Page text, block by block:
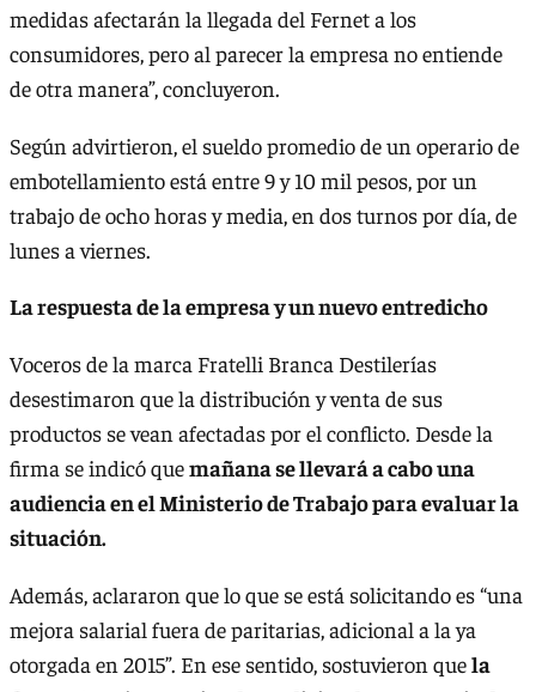
medidas afectarán la llegada del Fernet a los
consumidores, pero al parecer la empresa no entiende
de otra manera”, concluyeron.
Según advirtieron, el sueldo promedio de un operario de
embotellamiento está entre 9 y 10 mil pesos, por un
trabajo de ocho horas y media, en dos turnos por día, de
lunes a viernes.
La respuesta de la empresa y un nuevo entredicho
Voceros de la marca Fratelli Branca Destilerías
desestimaron que la distribución y venta de sus
productos se vean afectadas por el conflicto. Desde la
firma se indicó quemañana se llevará a cabo una
audiencia en el Ministerio de Trabajo para evaluar la
situación.
Además, aclararon que lo que se está solicitando es “una
mejora salarial fuera de paritarias, adicional a la ya
otorgada en 2015”. En ese sentido, sostuvieron quela